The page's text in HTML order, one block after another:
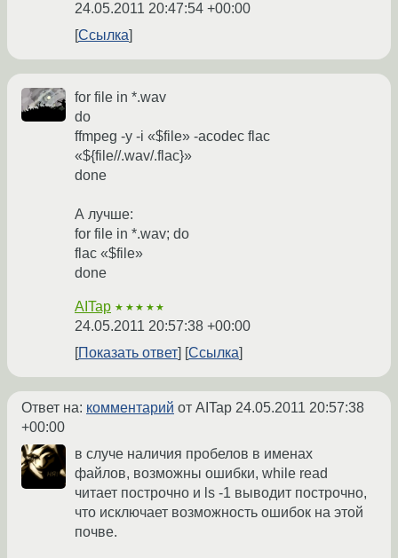
24.05.2011 20:47:54 +00:00
Ссылка
for file in *.wav
do
ffmpeg -y -i «$file» -acodec flac
«${file//.wav/.flac}»
done
А лучше:
for file in *.wav; do
flac «$file»
done
AITap ★★★★★
24.05.2011 20:57:38 +00:00
Показать ответ
Ссылка
Ответ на: комментарий от AITap 24.05.2011 20:57:38
+00:00
в случе наличия пробелов в именах
файлов, возможны ошибки, while read
читает построчно и ls -1 выводит построчно,
что исключает возможность ошибок на этой
почве.